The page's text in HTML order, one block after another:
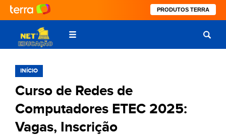
PRODUTOS TERRA
INÍCIO
Curso de Redes de
Computadores ETEC 2025:
Vagas, Inscrição